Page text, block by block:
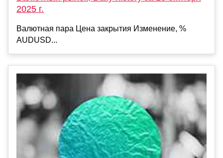
2025 г.
Валютная пара Цена закрытия Изменение, %
AUDUSD...